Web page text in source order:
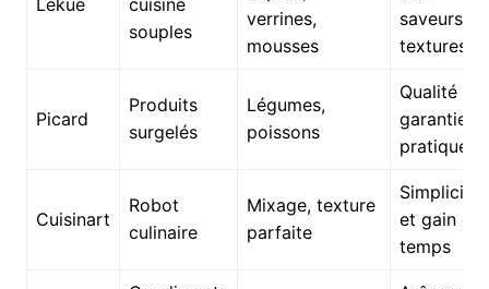
Lékué
cuisine
souples
verrines,
mousses
saveurs et
textures
Picard
Produits
surgelés
Légumes,
poissons
Qualité
garantie et
pratique
Cuisinart
Robot
culinaire
Mixage, texture
parfaite
Simplicité
et gain de
temps